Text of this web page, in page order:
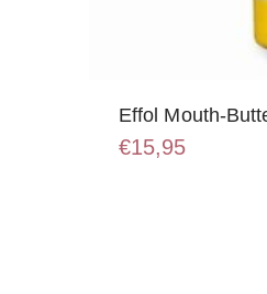
Effol Mouth-
€15,95